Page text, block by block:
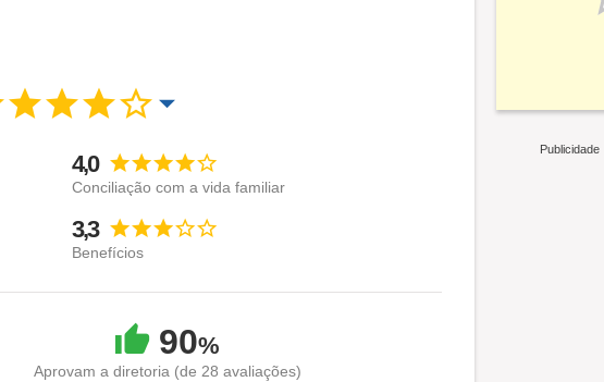
4,0
Conciliação com a vida familiar
3,3
Benefícios
90%
Aprovam a diretoria (de 28 avaliações)